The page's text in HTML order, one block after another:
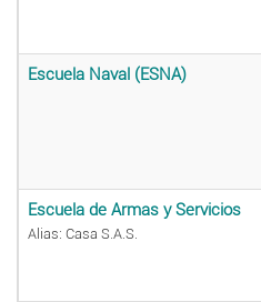
Escuela Naval (ESNA)
Escuela de Armas y Servicios
Alias: Casa S.A.S.